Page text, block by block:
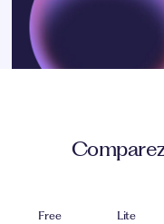
Free Lite